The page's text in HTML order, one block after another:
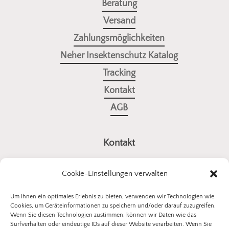
Cookie-Einstellungen verwalten
Um Ihnen ein optimales Erlebnis zu bieten, verwenden wir Technologien wie
Cookies, um Geräteinformationen zu speichern und/oder darauf zuzugreifen.
Wenn Sie diesen Technologien zustimmen, können wir Daten wie das
Surfverhalten oder eindeutige IDs auf dieser Website verarbeiten. Wenn Sie
Fensterrahmen geschaffen. Es gibt kein Spalt, den
Insekten nutzen könnten. Außerdem gibt es eine
Bürste zwischen Fensterrahmen und
Spannrahmen, um den Übergang zwischen
Fliegengitter und Rahmen zu sichern. Das ist bei
vielen anderen Produkten nicht der Fall, weswegen
bei diesen kein hundertprozentiger Schutz
Fenster Spannrahmen von Insektenschutz sehr
luftdurchlässig, um der Luftqualität im Raum nicht
Beratung
Versand
Zahlungsmöglichkeiten
Neher Insektenschutz Katalog
Tracking
Kontakt
AGB
Kontakt
Stuttgarter Straße 10
73614 Schorndorf
E-Mail:kontakt@insektenschutz-bestellen.de